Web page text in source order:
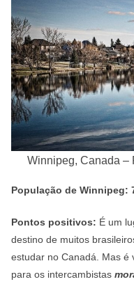
Winnipeg, Canada –
População de Winnipeg:
Pontos positivos: É um
destino de muitos
estudar no Canadá. Mas é
para os intercambistas